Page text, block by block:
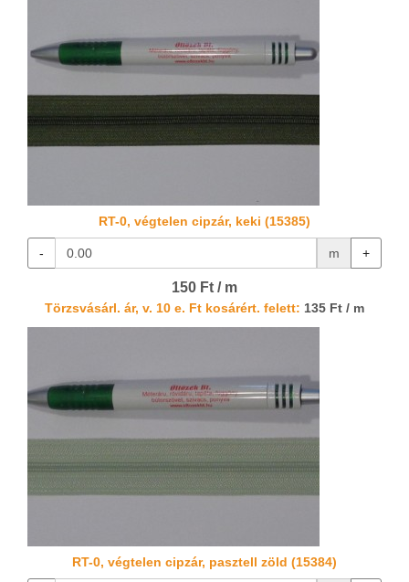
RT-0, végtelen cipzár, keki (15385)
- m +
150 Ft / m
Törzsvásárl. ár, v. 10 e. Ft kosárért. felett: 135 Ft / m
RT-0, végtelen cipzár, pasztell zöld (15384)